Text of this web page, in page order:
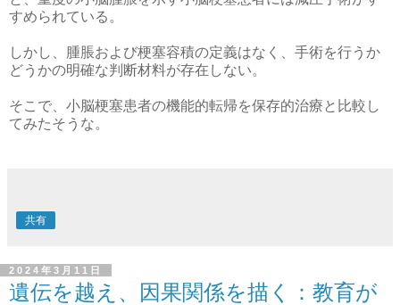
すめられている。
しかし、腫脹および梗塞容積の定義はなく、手術を行うか
どうかの明確な判断材料が存在しない。
そこで、小脳梗塞患者の機能的転帰を保存的治療と比較し
てみたそうな。
共有
2024年3月11日
遺伝を越え、因果関係を描く：教育が